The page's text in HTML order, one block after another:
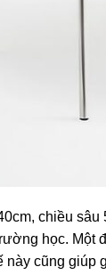
chiều
học.
cũng